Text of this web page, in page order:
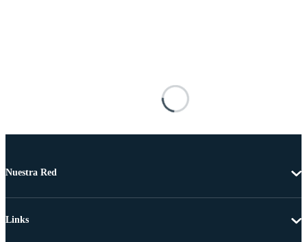
Nuestra Red
Links